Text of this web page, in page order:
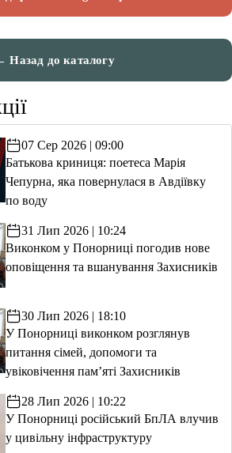
Назад до каталогу
07 Сер 2026 | 09:00
Батькова криниця: поетеса Марія
Чепурна, яка повернулася в Авдіївку
по воду
31 Лип 2026 | 10:24
Виконком у Понорниці погодив нове
оповіщення та вшанування Захисників
30 Лип 2026 | 18:10
У Понорниці виконком розглянув
питання сімей, допомоги та
увіковічення пам’яті Захисників
28 Лип 2026 | 10:22
У Понорниці російський БпЛА влучив
у цивільну інфраструктуру